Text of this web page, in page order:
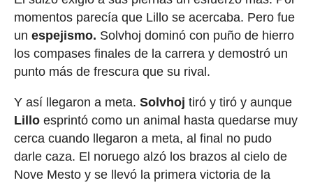
momentos parecía que Lillo se acercaba. Pero fue
un espejismo. Solvhoj dominó con puño de hierro
los compases finales de la carrera y demostró un
punto más de frescura que su rival.
Y así llegaron a meta. Solvhoj tiró y tiró y aunque
Lilloesprintó como un animal hasta quedarse muy
cerca cuando llegaron a meta, al final no pudo
darle caza. El noruego alzó los brazos al cielo de
Nove Mesto y se llevó la primera victoria de la